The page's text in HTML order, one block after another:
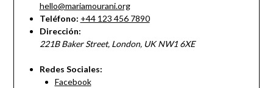
hello@mariamourani.org
Teléfono: +44 123 456 7890
Dirección:
221B Baker Street, London, UK NW1 6XE
Redes Sociales:
Facebook